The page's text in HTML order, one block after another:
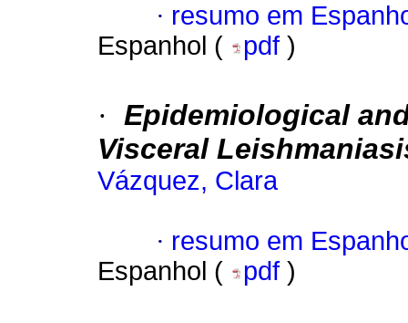
· resumo em
Espanhol (
pdf )
· Epidemiological
Visceral
Vázquez, Clara
· resumo em
Espanhol (
pdf )